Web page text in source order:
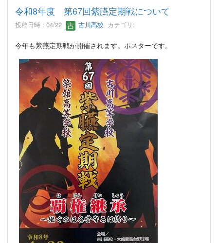
令和8年度 第67回紫臙定期戦について
投稿日時 : 04/22 古川高校 カテゴリ:
今年も紫燕定期戦が開催されます。ポスターです。